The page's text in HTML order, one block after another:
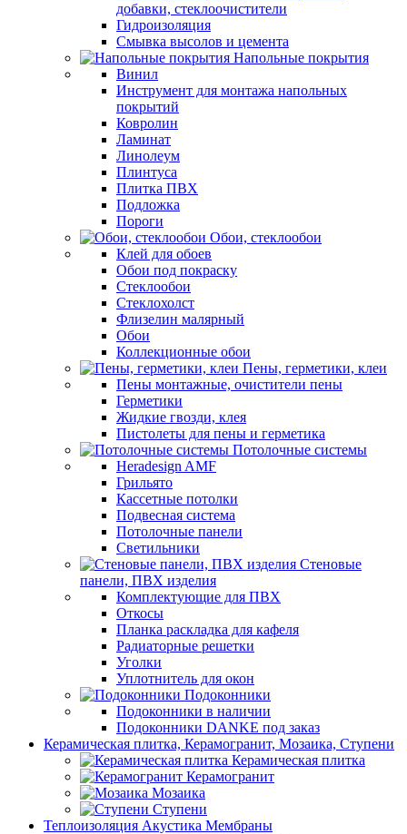
добавки, стеклоочистители
Гидроизоляция
Смывка высолов и цемента
Напольные покрытия
Винил
Инструмент для монтажа напольных
покрытий
Ковролин
Ламинат
Линолеум
Плинтуса
Плитка ПВХ
Подложка
Пороги
Обои, стеклообои
Клей для обоев
Обои под покраску
Стеклообои
Стеклохолст
Флизелин малярный
Обои
Коллекционные обои
Пены, герметики, клеи
Пены монтажные, очистители пены
Герметики
Жидкие гвозди, клея
Пистолеты для пены и герметика
Потолочные системы
Heradesign AMF
Грильято
Кассетные потолки
Подвесная система
Потолочные панели
Светильники
Стеновые
панели, ПВХ изделия
Комплектующие для ПВХ
Откосы
Планка раскладка для кафеля
Радиаторные решетки
Уголки
Уплотнитель для окон
Подоконники
Подоконники в наличии
Подоконники DANKE под заказ
Керамическая плитка, Керамогранит, Мозаика, Ступени
Керамическая плитка
Керамогранит
Мозаика
Ступени
Теплоизоляция Акустика Мембраны